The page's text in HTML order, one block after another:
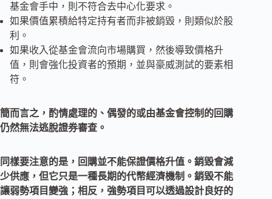
基金會手中，則不符合去中心化要求。
如果價值累積給特定持有者而非被銷毀，則類似於股
利。
如果收入從基金會流向市場購買，然後導致價格升
值，則會強化投資者的預期，並與豪威測試的要素相
符。
簡而言之，酌情處理的、偶發的或由基金會控制的回購
仍然無法逃脫證券審查。
同樣要注意的是，回購並不能保證價格升值。銷毀會減
少供應，但它只是一種長期的代幣經濟機制。銷毀不能
讓弱勢項目變強；相反，強勢項目可以透過設計良好的